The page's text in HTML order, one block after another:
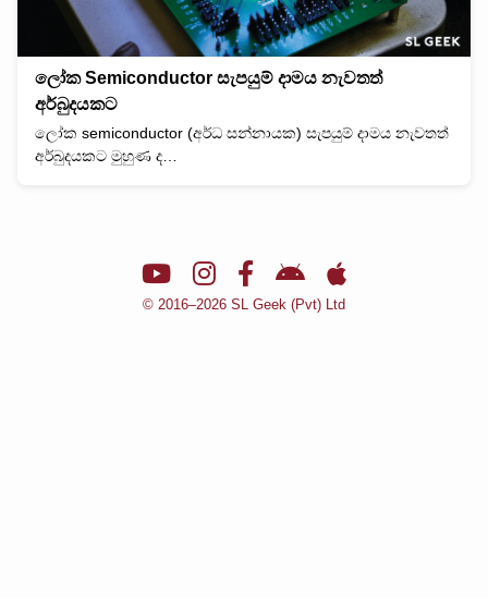
ලෝක Semiconductor සැපයුම් දාමය නැවතත්
අර්බුදයකට
ලෝක semiconductor (අර්ධ සන්නායක) සැපයුම් දාමය නැවතත්
අර්බුදයකට මුහුණ ද…
© 2016–2026 SL Geek (Pvt) Ltd